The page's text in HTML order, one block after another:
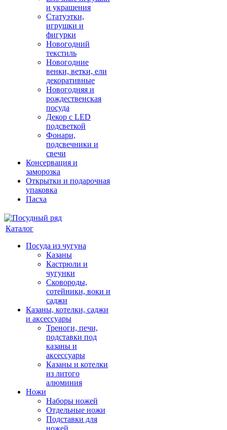
и украшения
Статуэтки,
игрушки и
фигурки
Новогодний
текстиль
Новогодние
венки, ветки, ели
декоративные
Новогодняя и
рождественская
посуда
Декор с LED
подсветкой
Фонари,
подсвечники и
свечи
Консервация и
заморозка
Открытки и подарочная
упаковка
Пасха
Каталог
Посуда из чугуна
Казаны
Кастрюли и
чугунки
Сковороды,
сотейники, воки и
саджи
Казаны, котелки, саджи
и аксессуары
Треноги, печи,
подставки под
казаны и
аксессуары
Казаны и котелки
из литого
алюминия
Ножи
Наборы ножей
Отдельные ножи
Подставки для
ножей